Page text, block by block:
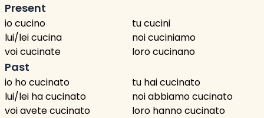
Present
io cucino
tu cucini
lui/lei cucina
noi cuciniamo
voi cucinate
loro cucinano
Past
io ho cucinato
tu hai cucinato
lui/lei ha cucinato
noi abbiamo cucinato
voi avete cucinato
loro hanno cucinato